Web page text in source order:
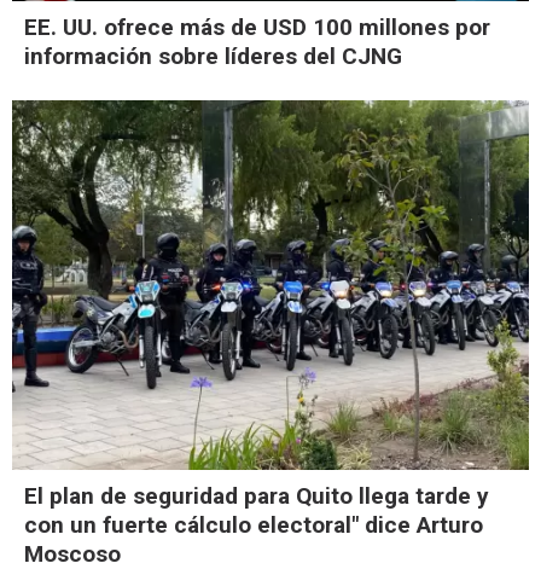
EE. UU. ofrece más de USD 100 millones por
información sobre líderes del CJNG
El plan de seguridad para Quito llega tarde y
con un fuerte cálculo electoral" dice Arturo
Moscoso